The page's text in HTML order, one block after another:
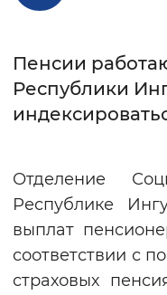
Без
Монохромный
Пенсии
Республики
Отделение
Республике
выплат
соответствии с
страховых